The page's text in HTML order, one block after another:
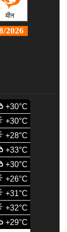
+30°C
+30°C
+28°C
+33°C
+30°C
+26°C
+31°C
+32°C
+29°C